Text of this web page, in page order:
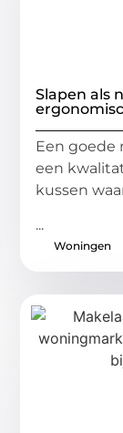
Slapen als
Een goede
een
kussen
...
Woningen